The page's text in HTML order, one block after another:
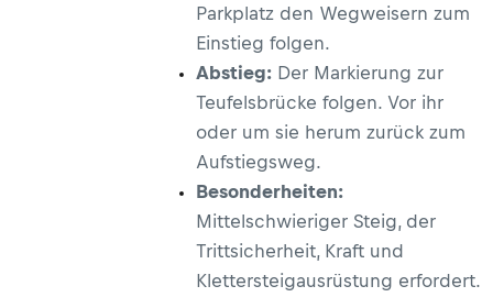
Parkplatz den Wegweisern zum
Einstieg folgen.
Abstieg: Der Markierung zur
Teufelsbrücke folgen. Vor ihr
oder um sie herum zurück zum
Aufstiegsweg.
Besonderheiten:
Mittelschwieriger Steig, der
Trittsicherheit, Kraft und
Klettersteigausrüstung erfordert.